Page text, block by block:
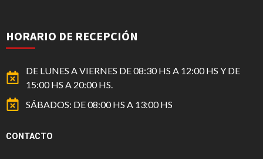
HORARIO DE RECEPCIÓN
DE LUNES A VIERNES DE 08:30 HS A 12:00 HS Y DE
15:00 HS A 20:00 HS.
SÁBADOS: DE 08:00 HS A 13:00 HS
CONTACTO